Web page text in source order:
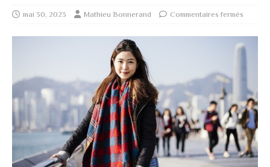
mai 30, 2023 Mathieu Bonnerand Commentaires fermés